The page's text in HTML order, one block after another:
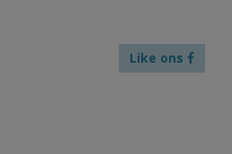
Like ons